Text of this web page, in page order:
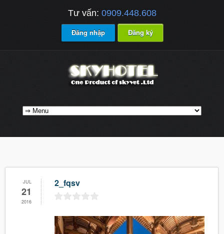
Tư vấn: 0909.448.608
Đăng nhập Đăng ký
JUL
21
2016
2_fqsv